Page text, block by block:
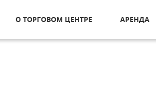
О ТОРГОВОМ ЦЕНТРЕ АРЕНДА